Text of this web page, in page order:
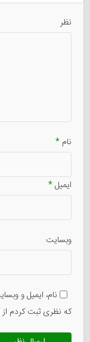
نظر
نام*
ایمیل*
وبسایت
نام، ایمیل و
که نظری ثبت کردم از